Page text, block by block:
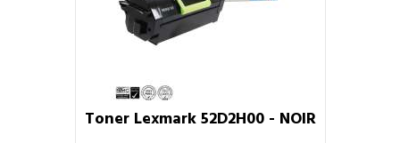
Toner Lexmark 52D2H00 - NOIR